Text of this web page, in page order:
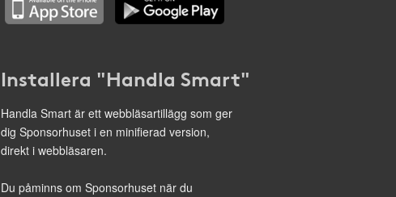
Installera "Handla Smart"
Handla Smart är ett webbläsartillägg som ger
dig Sponsorhuset i en minifierad version,
direkt i webbläsaren.
Du påminns om Sponsorhuset när du